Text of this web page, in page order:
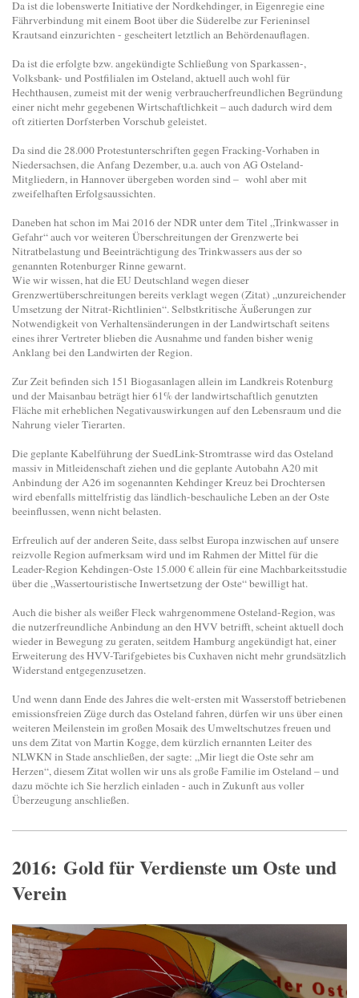
Da ist die lobenswerte Initiative der Nordkehdinger, in Eigenregie eine
Fährverbindung mit einem Boot über die Süderelbe zur Ferieninsel
Krautsand einzurichten - gescheitert letztlich an Behördenauflagen.
Da ist die erfolgte bzw. angekündigte Schließung von Sparkassen-,
Volksbank- und Postfilialen im Osteland, aktuell auch wohl für
Hechthausen, zumeist mit der wenig verbraucherfreundlichen Begründung
einer nicht mehr gegebenen Wirtschaftlichkeit – auch dadurch wird dem
oft zitierten Dorfsterben Vorschub geleistet.
Da sind die 28.000 Protestunterschriften gegen Fracking-Vorhaben in
Niedersachsen, die Anfang Dezember, u.a. auch von AG Osteland-
Mitgliedern, in Hannover übergeben worden sind – wohl aber mit
zweifelhaften Erfolgsaussichten.
Daneben hat schon im Mai 2016 der NDR unter dem Titel „Trinkwasser in
Gefahr“ auch vor weiteren Überschreitungen der Grenzwerte bei
Nitratbelastung und Beeinträchtigung des Trinkwassers aus der so
genannten Rotenburger Rinne gewarnt.
Wie wir wissen, hat die EU Deutschland wegen dieser
Grenzwertüberschreitungen bereits verklagt wegen (Zitat) „unzureichender
Umsetzung der Nitrat-Richtlinien“. Selbstkritische Äußerungen zur
Notwendigkeit von Verhaltensänderungen in der Landwirtschaft seitens
eines ihrer Vertreter blieben die Ausnahme und fanden bisher wenig
Anklang bei den Landwirten der Region.
Zur Zeit befinden sich 151 Biogasanlagen allein im Landkreis Rotenburg
und der Maisanbau beträgt hier 61% der landwirtschaftlich genutzten
Fläche mit erheblichen Negativauswirkungen auf den Lebensraum und die
Nahrung vieler Tierarten.
Die geplante Kabelführung der SuedLink-Stromtrasse wird das Osteland
massiv in Mitleidenschaft ziehen und die geplante Autobahn A20 mit
Anbindung der A26 im sogenannten Kehdinger Kreuz bei Drochtersen
wird ebenfalls mittelfristig das ländlich-beschauliche Leben an der Oste
beeinflussen, wenn nicht belasten.
Erfreulich auf der anderen Seite, dass selbst Europa inzwischen auf unsere
reizvolle Region aufmerksam wird und im Rahmen der Mittel für die
Leader-Region Kehdingen-Oste 15.000 € allein für eine Machbarkeitsstudie
über die „Wassertouristische Inwertsetzung der Oste“ bewilligt hat.
Auch die bisher als weißer Fleck wahrgenommene Osteland-Region, was
die nutzerfreundliche Anbindung an den HVV betrifft, scheint aktuell doch
wieder in Bewegung zu geraten, seitdem Hamburg angekündigt hat, einer
Erweiterung des HVV-Tarifgebietes bis Cuxhaven nicht mehr grundsätzlich
Widerstand entgegenzusetzen.
Und wenn dann Ende des Jahres die welt-ersten mit Wasserstoff betriebenen
emissionsfreien Züge durch das Osteland fahren, dürfen wir uns über einen
weiteren Meilenstein im großen Mosaik des Umweltschutzes freuen und
uns dem Zitat von Martin Kogge, dem kürzlich ernannten Leiter des
NLWKN in Stade anschließen, der sagte: „Mir liegt die Oste sehr am
Herzen“, diesem Zitat wollen wir uns als große Familie im Osteland – und
dazu möchte ich Sie herzlich einladen - auch in Zukunft aus voller
Überzeugung anschließen.
2016: Gold für Verdienste um Oste und
Verein